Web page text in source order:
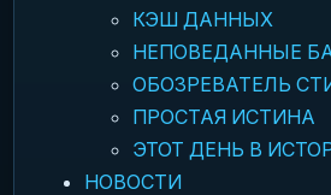
КЭШ ДАННЫХ
НЕПОВЕДАННЫЕ
ОБОЗРЕВАТЕЛЬ
ПРОСТАЯ ИСТИНА
ЭТОТ ДЕНЬ В
НОВОСТИ